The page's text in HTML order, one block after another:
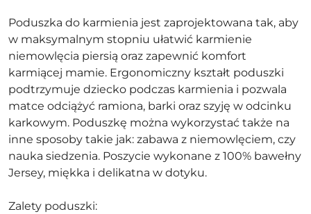
Poduszka do karmienia jest zaprojektowana tak, aby
w maksymalnym stopniu ułatwić karmienie
niemowlęcia piersią oraz zapewnić komfort
karmiącej mamie. Ergonomiczny kształt poduszki
podtrzymuje dziecko podczas karmienia i pozwala
matce odciążyć ramiona, barki oraz szyję w odcinku
karkowym. Poduszkę można wykorzystać także na
inne sposoby takie jak: zabawa z niemowlęciem, czy
nauka siedzenia. Poszycie wykonane z 100% bawełny
Jersey, miękka i delikatna w dotyku.
Zalety poduszki: